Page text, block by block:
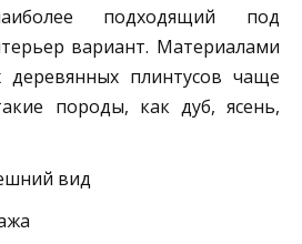
подходящий под
вариант. Материалами
деревянных плинтусов чаще
породы, как дуб, ясень,
вид